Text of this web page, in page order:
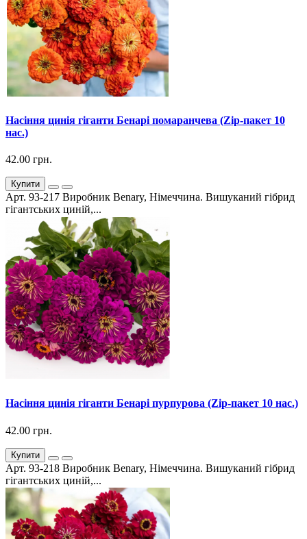
Насіння цинія гіганти Бенарі помаранчева (Zip-пакет 10
нас.)
42.00 грн.
Купити
Арт. 93-217 Виробник Benary, Німеччина. Вишуканий гібрид
гігантських циній,...
Насіння цинія гіганти Бенарі пурпурова (Zip-пакет 10 нас.)
42.00 грн.
Купити
Арт. 93-218 Виробник Benary, Німеччина. Вишуканий гібрид
гігантських циній,...